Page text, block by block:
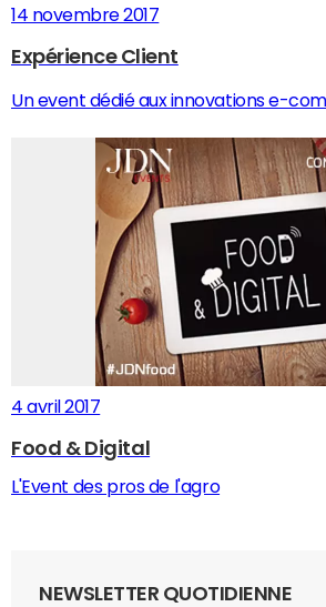
14 novembre 2017
Expérience Client
Un event dédié aux innovations e-
4 avril 2017
Food & Digital
L'Event des pros de l'agro
NEWSLETTER QUOTIDIENNE